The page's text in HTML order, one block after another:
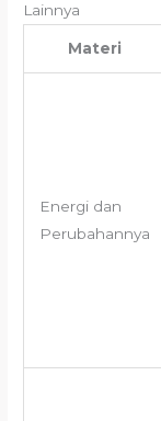
Lainnya
Materi
Energi dan
Perubahannya